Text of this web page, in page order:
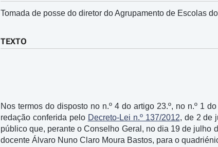
Tomada de posse do diretor do Agrupamento de Escolas
TEXTO
Nos termos do disposto no n.º 4 do artigo 23.º, no n.º 1
redação conferida pelo Decreto-Lei n.º 137/2012, de 2 de
público que, perante o Conselho Geral, no dia 19 de julho
docente Álvaro Nuno Claro Moura Bastos, para o